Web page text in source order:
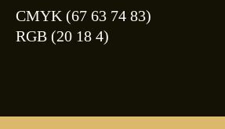
CMYK (67 63 74 83)
RGB (20 18 4)